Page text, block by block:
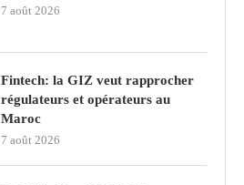
7 août 2026
Fintech: la GIZ veut rapprocher
régulateurs et opérateurs au
Maroc
7 août 2026